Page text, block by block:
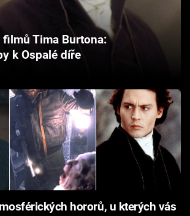
Tima Burtona:
k Ospalé díře
hororů, u kterých vás